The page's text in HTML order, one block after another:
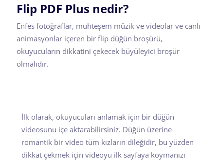
Flip PDF Plus nedir?
Enfes fotoğraflar, muhteşem müzik ve videolar ve canlı
animasyonlar içeren bir flip düğün broşürü,
okuyucuların dikkatini çekecek büyüleyici broşür
olmalıdır.
İlk olarak, okuyucuları anlamak için bir düğün
videosunu içe aktarabilirsiniz. Düğün üzerine
romantik bir video tüm kızların dileğidir, bu yüzden
dikkat çekmek için videoyu ilk sayfaya koymanızı